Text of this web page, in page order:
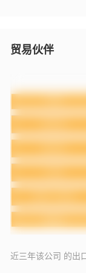
贸易伙伴
近三年该公司 的出